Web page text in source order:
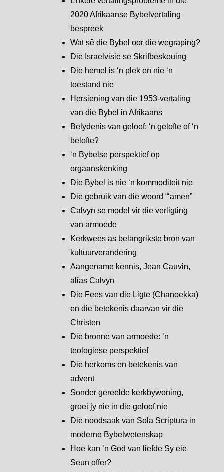
2020 Afrikaanse Bybelvertaling
bespreek
Wat sê die Bybel oor die wegraping?
Die Israelvisie se Skrifbeskouing
Die hemel is ‘n plek en nie ‘n
toestand nie
Hersiening van die 1953-vertaling
van die Bybel in Afrikaans
Belydenis van geloof: ‘n gelofte of ‘n
belofte?
‘n Bybelse perspektief op
orgaanskenking
Die Bybel is nie ‘n kommoditeit nie
Die gebruik van die woord “‘amen”
Calvyn se model vir die verligting
van armoede
Kerkwees as belangrikste bron van
kultuurverandering
Aangename kennis, Jean Cauvin,
alias Calvyn
Die Fees van die Ligte (Chanoekka)
en die betekenis daarvan vir die
Christen
Die bronne van armoede: ’n
teologiese perspektief
Die herkoms en betekenis van
advent
Sonder gereelde kerkbywoning,
groei jy nie in die geloof nie
Die noodsaak van Sola Scriptura in
moderne Bybelwetenskap
Hoe kan ’n God van liefde Sy eie
Seun offer?